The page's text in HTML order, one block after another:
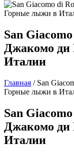
San
Джакомо ди
Италии
Главная / San
Горные лыжи в
San
Джакомо ди
Италии